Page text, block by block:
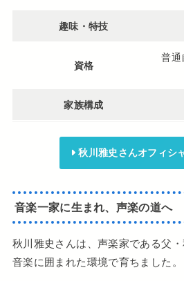
趣味・特技
資格
普通
家族構成
秋川雅史さんオフィシ
音楽一家に生まれ、声楽の道へ
秋川雅史さんは、声楽家である父・
音楽に囲まれた環境で育ちました。